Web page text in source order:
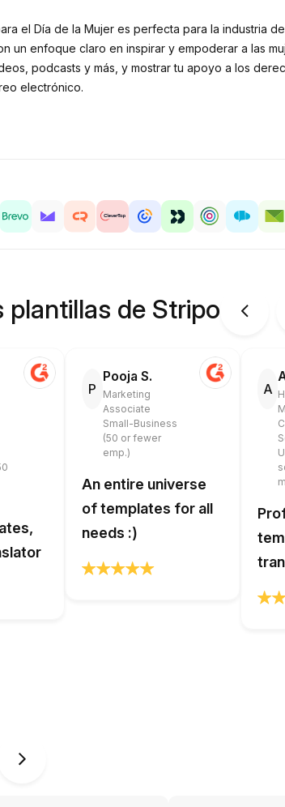
el Día de la Mujer es perfecta para la industria
un enfoque claro en inspirar y empoderar a las
podcasts y más, y mostrar tu apoyo a los
electrónico.
plantillas de Stripo
P
Pooja S.
Marketing
Associate
Small-Business
(50 or fewer
emp.)
An entire universe
of templates for all
needs :)
A